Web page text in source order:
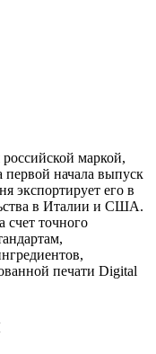
маркой,
начала выпуск
экспортирует его в
в Италии и США.
счет точного
печати Digital